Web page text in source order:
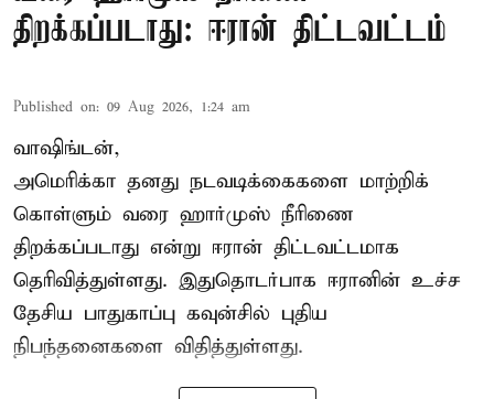
திறக்கப்படாது: ஈரான் திட்டவட்டம்
Published on: 09 Aug 2026, 1:24 am
வாஷிங்டன்,
அமெரிக்கா தனது நடவடிக்கைகளை மாற்றிக்
கொள்ளும் வரை ஹார்முஸ் நீரிணை
திறக்கப்படாது என்று ஈரான் திட்டவட்டமாக
தெரிவித்துள்ளது. இதுதொடர்பாக ஈரானின் உச்ச
தேசிய பாதுகாப்பு கவுன்சில் புதிய
நிபந்தனைகளை விதித்துள்ளது.